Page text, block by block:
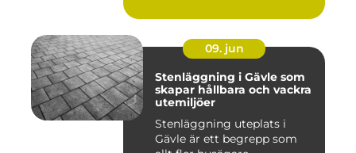
09. jun
Stenläggning i Gävle som
skapar hållbara och vackra
utemiljöer
Stenläggning uteplats i
Gävle är ett begrepp som